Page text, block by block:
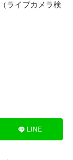
（ライブカメラ検
LINE